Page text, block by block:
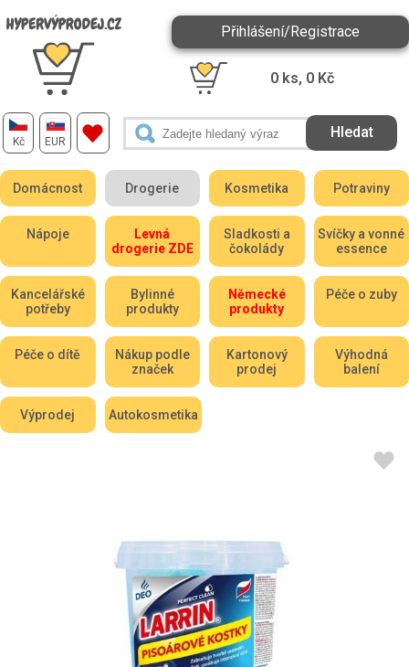
Kč EUR
Přihlášení/Registrace
0 ks, 0 Kč
Domácnost Drogerie Kosmetika Potraviny
Nápoje
Levná
drogerie ZDE
Sladkosti a
čokolády
Svíčky a vonné
essence
Kancelářské
potřeby
Bylinné
produkty
Německé
produkty
Péče o zuby
Péče o dítě
Nákup podle
značek
Kartonový
prodej
Výhodná
balení
Výprodej Autokosmetika